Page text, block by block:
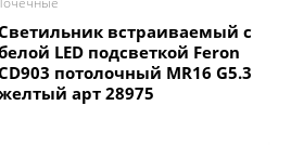
встраиваемый с
LED подсветкой Feron
потолочный MR16 G5.3
арт 28975